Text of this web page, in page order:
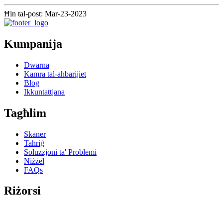
Ħin tal-post: Mar-23-2023
Kumpanija
Dwarna
Kamra tal-aħbarijiet
Blog
Ikkuntattjana
Tagħlim
Skaner
Taħriġ
Soluzzjoni ta' Problemi
Niżżel
FAQs
Riżorsi